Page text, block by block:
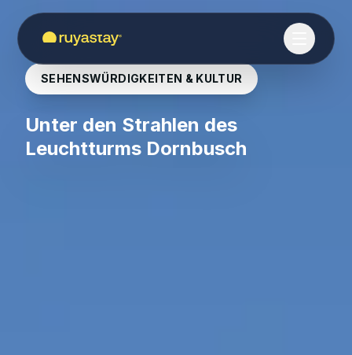
Zum Hauptinhalt springen
SEHENSWÜRDIGKEITEN & KULTUR
Unter den Strahlen des
Leuchtturms Dornbusch